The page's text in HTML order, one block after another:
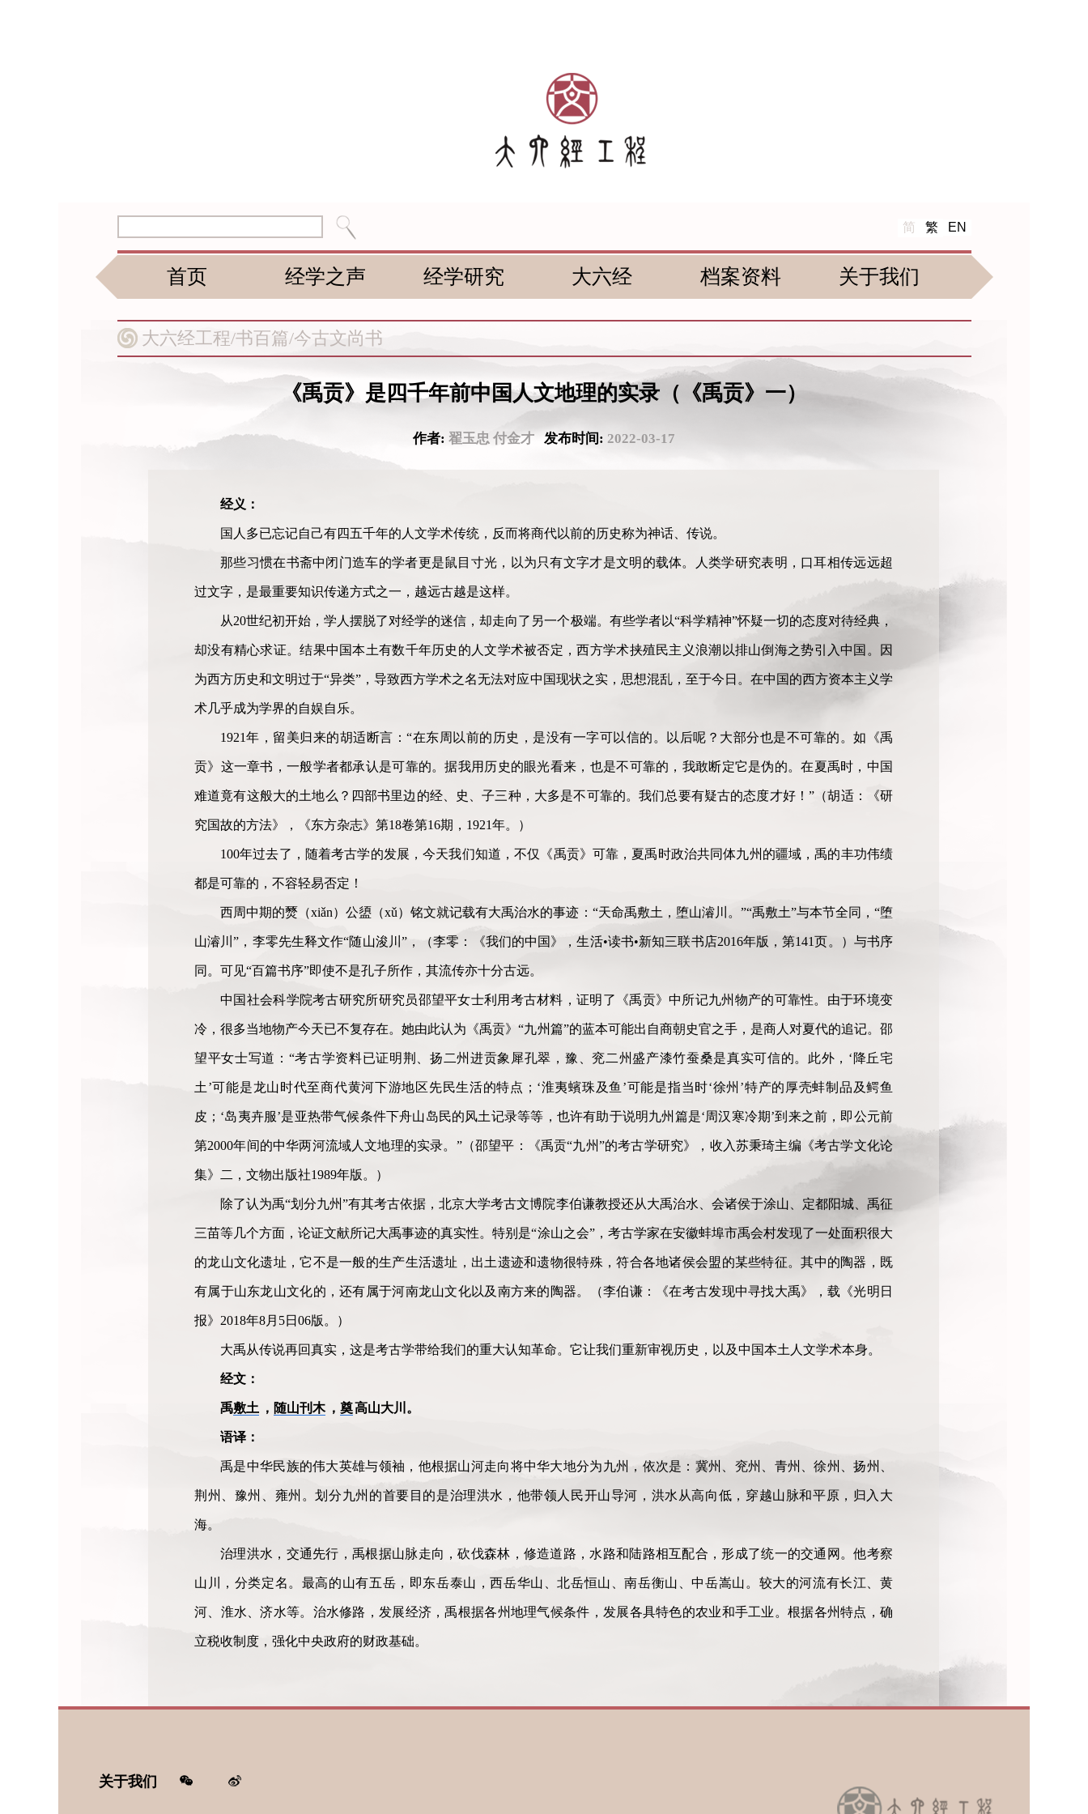
简 繁 EN
首页 经学之声 经学研究 大六经 档案资料 关于我们
大六经工程/书百篇/今古文尚书
《禹贡》是四千年前中国人文地理的实录（《禹贡》一）
作者: 翟玉忠 付金才 发布时间: 2022-03-17
经义：
国人多已忘记自己有四五千年的人文学术传统，反而将商代以前的历史称为神话、传说。
那些习惯在书斋中闭门造车的学者更是鼠目寸光，以为只有文字才是文明的载体。人类学研究表明，口耳相传远远超
过文字，是最重要知识传递方式之一，越远古越是这样。
从20世纪初开始，学人摆脱了对经学的迷信，却走向了另一个极端。有些学者以“科学精神”怀疑一切的态度对待经典，
却没有精心求证。结果中国本土有数千年历史的人文学术被否定，西方学术挟殖民主义浪潮以排山倒海之势引入中国。因
为西方历史和文明过于“异类”，导致西方学术之名无法对应中国现状之实，思想混乱，至于今日。在中国的西方资本主义学
术几乎成为学界的自娱自乐。
1921年，留美归来的胡适断言：“在东周以前的历史，是没有一字可以信的。以后呢？大部分也是不可靠的。如《禹
贡》这一章书，一般学者都承认是可靠的。据我用历史的眼光看来，也是不可靠的，我敢断定它是伪的。在夏禹时，中国
难道竟有这般大的土地么？四部书里边的经、史、子三种，大多是不可靠的。我们总要有疑古的态度才好！”（胡适：《研
究国故的方法》，《东方杂志》第18卷第16期，1921年。）
100年过去了，随着考古学的发展，今天我们知道，不仅《禹贡》可靠，夏禹时政治共同体九州的疆域，禹的丰功伟绩
都是可靠的，不容轻易否定！
西周中期的燹（xiǎn）公盨（xǔ）铭文就记载有大禹治水的事迹：“天命禹敷土，堕山濬川。”“禹敷土”与本节全同，“堕
山濬川”，李零先生释文作“随山浚川”，（李零：《我们的中国》，生活•读书•新知三联书店2016年版，第141页。）与书序
同。可见“百篇书序”即使不是孔子所作，其流传亦十分古远。
中国社会科学院考古研究所研究员邵望平女士利用考古材料，证明了《禹贡》中所记九州物产的可靠性。由于环境变
冷，很多当地物产今天已不复存在。她由此认为《禹贡》“九州篇”的蓝本可能出自商朝史官之手，是商人对夏代的追记。邵
望平女士写道：“考古学资料已证明荆、扬二州进贡象犀孔翠，豫、兖二州盛产漆竹蚕桑是真实可信的。此外，‘降丘宅
土’可能是龙山时代至商代黄河下游地区先民生活的特点；‘淮夷蠙珠及鱼’可能是指当时‘徐州’特产的厚壳蚌制品及鳄鱼
皮；‘岛夷卉服’是亚热带气候条件下舟山岛民的风土记录等等，也许有助于说明九州篇是‘周汉寒冷期’到来之前，即公元前
第2000年间的中华两河流域人文地理的实录。”（邵望平：《禹贡“九州”的考古学研究》，收入苏秉琦主编《考古学文化论
集》二，文物出版社1989年版。）
除了认为禹“划分九州”有其考古依据，北京大学考古文博院李伯谦教授还从大禹治水、会诸侯于涂山、定都阳城、禹征
三苗等几个方面，论证文献所记大禹事迹的真实性。特别是“涂山之会”，考古学家在安徽蚌埠市禹会村发现了一处面积很大
的龙山文化遗址，它不是一般的生产生活遗址，出土遗迹和遗物很特殊，符合各地诸侯会盟的某些特征。其中的陶器，既
有属于山东龙山文化的，还有属于河南龙山文化以及南方来的陶器。（李伯谦：《在考古发现中寻找大禹》，载《光明日
报》2018年8月5日06版。）
大禹从传说再回真实，这是考古学带给我们的重大认知革命。它让我们重新审视历史，以及中国本土人文学术本身。
经文：
禹敷土 ， 随山刊木 ， 奠高山大川。
语译：
禹是中华民族的伟大英雄与领袖，他根据山河走向将中华大地分为九州，依次是：冀州、兖州、青州、徐州、扬州、
荆州、豫州、雍州。划分九州的首要目的是治理洪水，他带领人民开山导河，洪水从高向低，穿越山脉和平原，归入大
海。
治理洪水，交通先行，禹根据山脉走向，砍伐森林，修造道路，水路和陆路相互配合，形成了统一的交通网。他考察
山川，分类定名。最高的山有五岳，即东岳泰山，西岳华山、北岳恒山、南岳衡山、中岳嵩山。较大的河流有长江、黄
河、淮水、济水等。治水修路，发展经济，禹根据各州地理气候条件，发展各具特色的农业和手工业。根据各州特点，确
立税收制度，强化中央政府的财政基础。
关于我们